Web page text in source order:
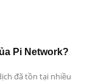
Pi Network?
đã tồn tại nhiều